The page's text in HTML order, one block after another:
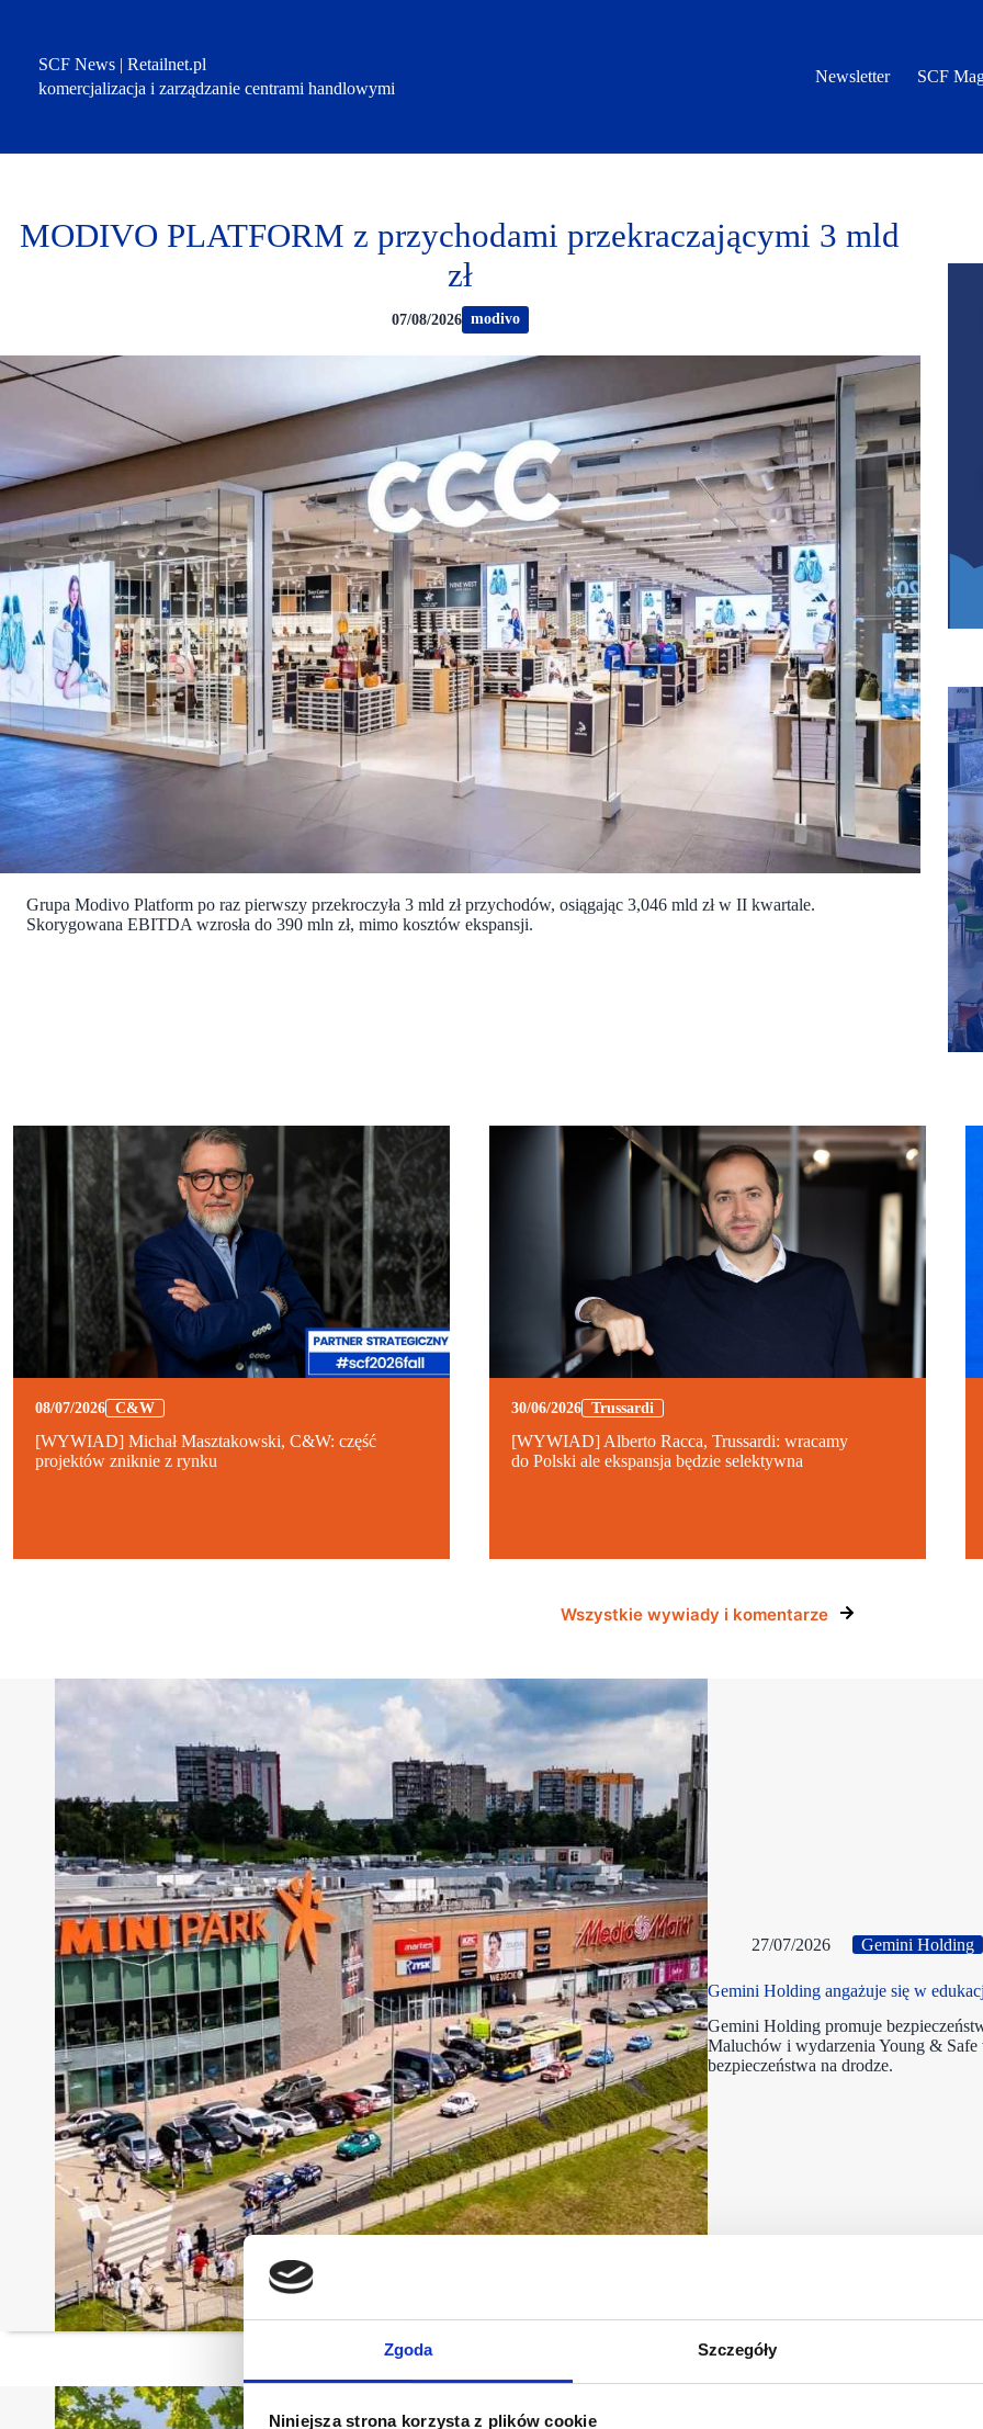
Zgoda Szczegóły
Niniejsza strona korzysta z plików cookie
SCF News | Retailnet.pl
komercjalizacja i zarządzanie centrami handlowymi
Newsletter SCF
MODIVO PLATFORM z przychodami przekraczającymi 3 mld
zł
07/08/2026 modivo
Grupa Modivo Platform po raz pierwszy przekroczyła 3 mld zł przychodów, osiągając 3,046 mld zł w II kwartale.
Skorygowana EBITDA wzrosła do 390 mln zł, mimo kosztów ekspansji.
08/07/2026 C&W
[WYWIAD] Michał Masztakowski, C&W: część
projektów zniknie z rynku
30/06/2026 Trussardi
[WYWIAD] Alberto Racca, Trussardi: wracamy
do Polski ale ekspansja będzie selektywna
Wszystkie wywiady i komentarze
27/07/2026 Gemini Holding
Gemini Holding angażuje się w
Gemini Holding promuje
Maluchów i wydarzenia Young & Safe
bezpieczeństwa na drodze.